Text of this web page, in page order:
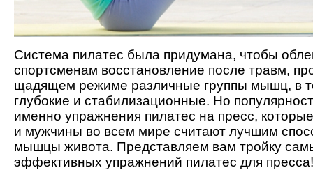
Система пилатес была придумана, чтобы
спортсменам восстановление после травм,
щадящем режиме различные группы мышц, в
глубокие и стабилизационные. Но
именно упражнения пилатес на пресс,
и мужчины во всем мире считают лучшим
мышцы живота. Представляем вам тройку
эффективных упражнений пилатес для пресса!